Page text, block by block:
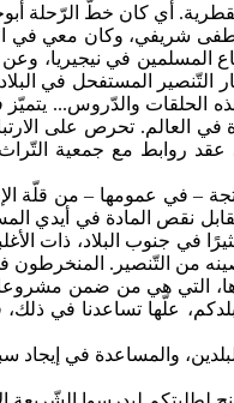
أي كان خطّ الرّحلة
وكان معي في
التّنصير المستفحل في
الحلقات والدّروس...
العالم. تحرص على
روابط مع جمعية
– في عمومها – من قلّة
نقص المادة في أيدي
من التّنصير.
التي هي من ضمن
علّها تساعدنا في
والمساعدة في إيجاد